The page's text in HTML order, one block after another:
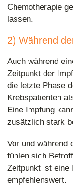
Chemotherapie
lassen.
2) Während
Auch während
Zeitpunkt der
die letzte Phase
Krebspatienten
Eine Impfung
zusätzlich stark
Vor und während
fühlen sich
Zeitpunkt ist eine
empfehlenswert.